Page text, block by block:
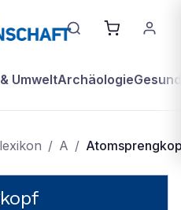
UmweltArchäologie
/ A /